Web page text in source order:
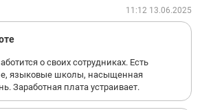
11:12 13.06.2025
о своих сотрудниках. Есть
языковые школы, насыщенная
Заработная плата устраивает.